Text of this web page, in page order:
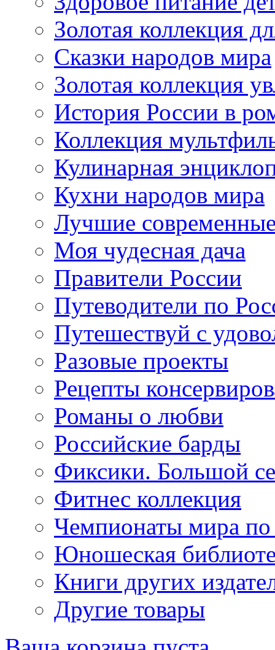
Золотая коллекция
Сказки народов мира
Золотая коллекция
История России в
Коллекция
Кулинарная
Кухни народов мира
Лучшие
Моя чудесная дача
Правители России
Путеводители по
Путешествуй с
Разовые проекты
Рецепты
Романы о любви
Российские барды
Фиксики. Большой
Фитнес коллекция
Чемпионаты мира по
Юношеская
Книги других
Другие товары